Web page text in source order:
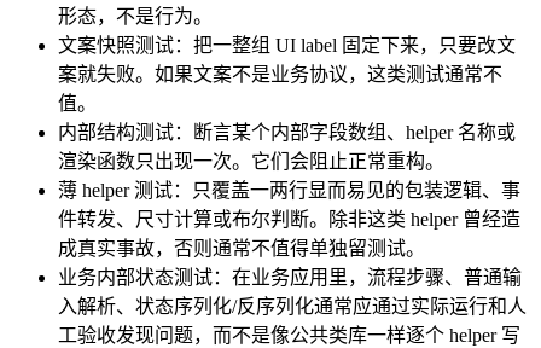
形态，不是行为。
文案快照测试：把一整组 UI label 固定下来，只要改文
案就失败。如果文案不是业务协议，这类测试通常不
值。
内部结构测试：断言某个内部字段数组、helper 名称或
渲染函数只出现一次。它们会阻止正常重构。
薄 helper 测试：只覆盖一两行显而易见的包装逻辑、事
件转发、尺寸计算或布尔判断。除非这类 helper 曾经造
成真实事故，否则通常不值得单独留测试。
业务内部状态测试：在业务应用里，流程步骤、普通输
入解析、状态序列化/反序列化通常应通过实际运行和人
工验收发现问题，而不是像公共类库一样逐个 helper 写